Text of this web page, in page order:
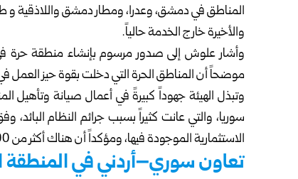
المناطق في دمشق، وعدرا، ومطار دمشق واللاذقية
والأخيرة خارج الخدمة حالياً.
وأشار علوش إلى صدور مرسوم بإنشاء منطقة حرة في
موضحاً أن المناطق الحرة التي دخلت بقوة حيز
وتبذل الهيئة جهوداً كبيرةً في أعمال صيانة وتأهيل
سوريا، والتي عانت كثيراً بسبب جرائم النظام
الاستثمارية الموجودة فيها، ومؤكداً أن هناك أكثر من 500 فرصة استثمارية جديدة في مختلف المناطق الحرة.
تعاون سوري–أردني في المنطقة